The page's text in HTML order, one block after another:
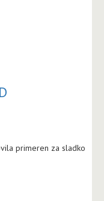
primeren za sladko